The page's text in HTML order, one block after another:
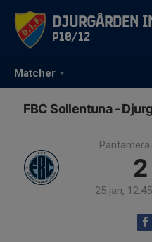
Matcher
Djurgården
P10/12
FBC Sollentuna -
25 jan,